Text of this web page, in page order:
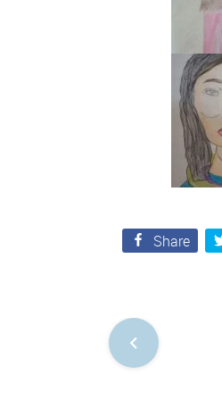
Share
Nawigacja